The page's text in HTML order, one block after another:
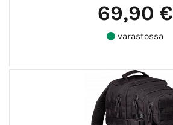
69,90 €
varastossa